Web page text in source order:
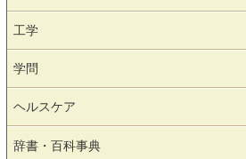
工学
学問
ヘルスケア
辞書・百科事典